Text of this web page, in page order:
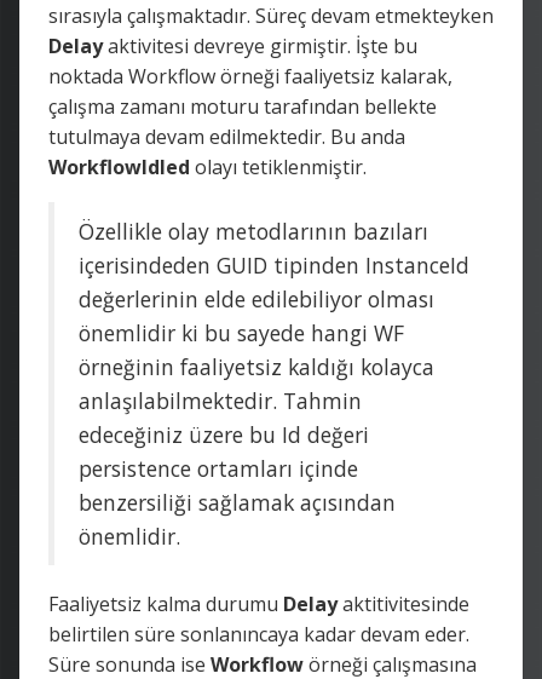
sırasıyla çalışmaktadır. Süreç devam etmekteyken
Delayaktivitesi devreye girmiştir. İşte bu
noktada Workflow örneği faaliyetsiz kalarak,
çalışma zamanı moturu tarafından bellekte
tutulmaya devam edilmektedir. Bu anda
WorkflowIdled olayı tetiklenmiştir.
Özellikle olay metodlarının bazıları
içerisindeden GUID tipinden InstanceId
değerlerinin elde edilebiliyor olması
önemlidir ki bu sayede hangi WF
örneğinin faaliyetsiz kaldığı kolayca
anlaşılabilmektedir. Tahmin
edeceğiniz üzere bu Id değeri
persistence ortamları içinde
benzersiliği sağlamak açısından
önemlidir.
Faaliyetsiz kalma durumu Delayaktitivitesinde
belirtilen süre sonlanıncaya kadar devam eder.
Süre sonunda ise Workflowörneği çalışmasına